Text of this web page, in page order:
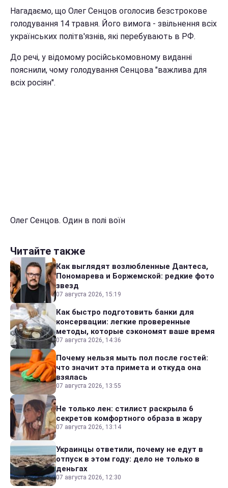
Нагадаємо, що Олег Сенцов оголосив безстрокове
голодування 14 травня. Його вимога - звільнення всіх
українських політв'язнів, які перебувають в РФ.
До речі, у відомому російськомовному виданні
пояснили, чому голодування Сенцова "важлива для
всіх росіян".
Олег Сенцов. Один в полі воїн
Читайте также
Как выглядят возлюбленные Дантеса,
Пономарева и Боржемской: редкие фото
звезд
07 августа 2026, 15:19
Как быстро подготовить банки для
консервации: легкие проверенные
методы, которые сэкономят ваше время
07 августа 2026, 14:36
Почему нельзя мыть пол после гостей:
что значит эта примета и откуда она
взялась
07 августа 2026, 13:55
Не только лен: стилист раскрыла 6
секретов комфортного образа в жару
07 августа 2026, 13:14
Украинцы ответили, почему не едут в
отпуск в этом году: дело не только в
деньгах
07 августа 2026, 12:30